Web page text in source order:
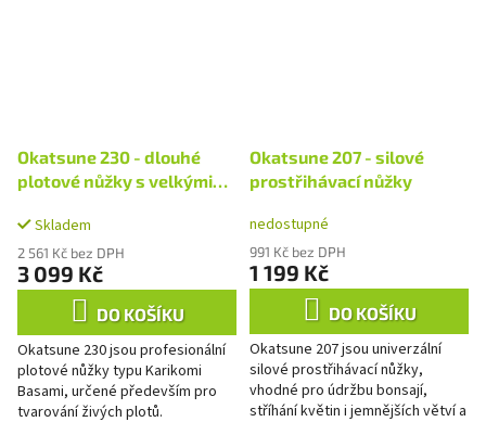
Okatsune 230 - dlouhé
plotové nůžky s velkými
Skladem
2 561 Kč bez DPH
3 099 Kč
DO KOŠÍKU
Okatsune 230 jsou profesionální
plotové nůžky typu Karikomi
Basami, určené především pro
tvarování živých plotů.
Okatsune 207 - silové
prostřihávací nůžky
nedostupné
991 Kč bez DPH
1 199 Kč
DO KOŠÍKU
Okatsune 207 jsou univerzální
silové prostřihávací nůžky,
vhodné pro údržbu bonsají,
stříhání květin i jemnějších větví a